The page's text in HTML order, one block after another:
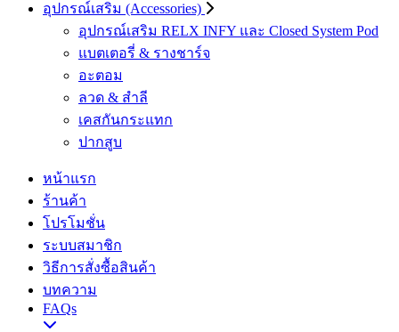
อุปกรณ์เสริม (Accessories)
อุปกรณ์เสริม RELX INFY และ Closed System Pod
แบตเตอรี่ & รางชาร์จ
อะตอม
ลวด ​& สำลี
เคสกันกระแทก
ปากสูบ
หน้าแรก
ร้านค้า
โปรโมชั่น
ระบบสมาชิก
วิธีการสั่งซื้อสินค้า
บทความ
FAQs